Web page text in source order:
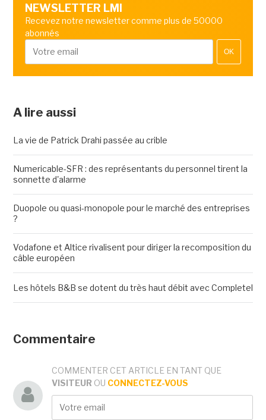
NEWSLETTER LMI
Recevez notre newsletter comme plus de 50000
abonnés
OK
A lire aussi
La vie de Patrick Drahi passée au crible
Numericable-SFR : des représentants du personnel tirent la
sonnette d'alarme
Duopole ou quasi-monopole pour le marché des entreprises
?
Vodafone et Altice rivalisent pour diriger la recomposition du
câble européen
Les hôtels B&B se dotent du très haut débit avec Completel
Commentaire
COMMENTER CET ARTICLE EN TANT QUE
VISITEUR OU CONNECTEZ-VOUS